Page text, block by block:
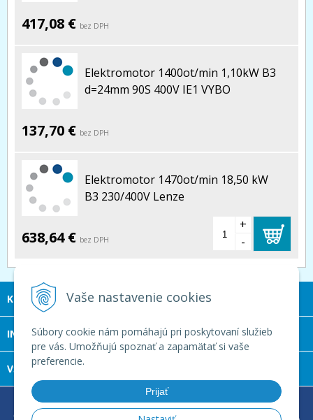
Vaše nastavenie cookies
Súbory cookie nám pomáhajú pri poskytovaní služieb
pre vás. Umožňujú spoznať a zapamätať si vaše
preferencie.
Prijať
417,08 € bez DPH
Elektromotor 1400ot/min 1,10kW B3
d=24mm 90S 400V IE1 VYBO
137,70 € bez DPH
Elektromotor 1470ot/min 18,50 kW
B3 230/400V Lenze
638,64 € bez DPH
+
-
KONTAKT
INFOLINKA
VŠETKO O NÁKUPE
© 2026 LOGUMA s.r.o. • tvorba eshopu cez UNIobchod ,